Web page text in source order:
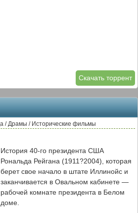
Скачать торрент
/ Драмы / Исторические фильмы
История 40-го президента США
Рональда Рейгана (1911?2004), которая
берет свое начало в штате Иллинойс и
заканчивается в Овальном кабинете —
рабочей комнате президента в Белом
доме.